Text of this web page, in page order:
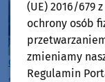
Gmina Chojnice
(UE) 2016/679
ochrony osób
zmieniamy
Regulamin